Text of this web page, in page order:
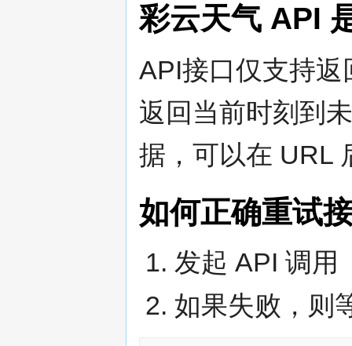
彩云天气 API
API接口仅支持
返回当前时刻到
据，可以在 URL
如何正确重试
发起 API 调用
如果失败，则